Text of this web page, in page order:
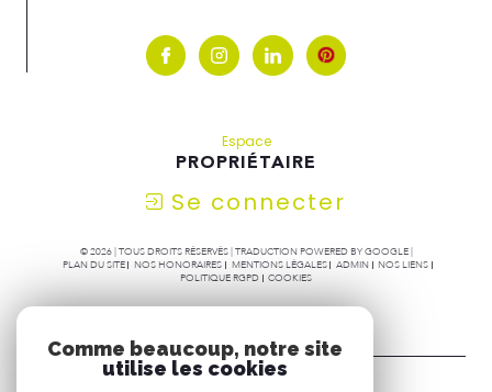
Espace
PROPRIÉTAIRE
Se connecter
© 2026 | TOUS DROITS RÉSERVÉS | TRADUCTION POWERED BY GOOGLE |
PLAN DU SITE
NOS HONORAIRES MENTIONS LÉGALES ADMIN
NOS LIENS
POLITIQUE RGPD
COOKIES
Comme beaucoup, notre site
utilise les cookies